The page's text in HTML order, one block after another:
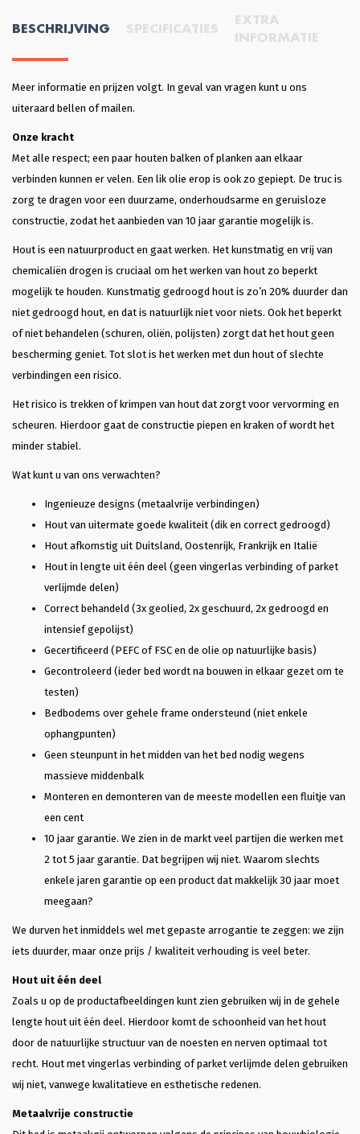
BESCHRIJVING SPECIFICATIES
EXTRA
INFORMATIE
Meer informatie en prijzen volgt. In geval van vragen kunt u ons
uiteraard bellen of mailen.
Onze kracht
Met alle respect; een paar houten balken of planken aan elkaar
verbinden kunnen er velen. Een lik olie erop is ook zo gepiept. De truc is
zorg te dragen voor een duurzame, onderhoudsarme en geruisloze
constructie, zodat het aanbieden van 10 jaar garantie mogelijk is.
Hout is een natuurproduct en gaat werken. Het kunstmatig en vrij van
chemicaliën drogen is cruciaal om het werken van hout zo beperkt
mogelijk te houden. Kunstmatig gedroogd hout is zo’n 20% duurder dan
niet gedroogd hout, en dat is natuurlijk niet voor niets. Ook het beperkt
of niet behandelen (schuren, oliën, polijsten) zorgt dat het hout geen
bescherming geniet. Tot slot is het werken met dun hout of slechte
verbindingen een risico.
Het risico is trekken of krimpen van hout dat zorgt voor vervorming en
scheuren. Hierdoor gaat de constructie piepen en kraken of wordt het
minder stabiel.
Wat kunt u van ons verwachten?
Ingenieuze designs (metaalvrije verbindingen)
Hout van uitermate goede kwaliteit (dik en correct gedroogd)
Hout afkomstig uit Duitsland, Oostenrijk, Frankrijk en Italië
Hout in lengte uit één deel (geen vingerlas verbinding of parket
verlijmde delen)
Correct behandeld (3x geolied, 2x geschuurd, 2x gedroogd en
intensief gepolijst)
Gecertificeerd (PEFC of FSC en de olie op natuurlijke basis)
Gecontroleerd (ieder bed wordt na bouwen in elkaar gezet om te
testen)
Bedbodems over gehele frame ondersteund (niet enkele
ophangpunten)
Geen steunpunt in het midden van het bed nodig wegens
massieve middenbalk
Monteren en demonteren van de meeste modellen een fluitje van
een cent
10 jaar garantie. We zien in de markt veel partijen die werken met
2 tot 5 jaar garantie. Dat begrijpen wij niet. Waarom slechts
enkele jaren garantie op een product dat makkelijk 30 jaar moet
meegaan?
We durven het inmiddels wel met gepaste arrogantie te zeggen: we zijn
iets duurder, maar onze prijs / kwaliteit verhouding is veel beter.
Hout uit één deel
Zoals u op de productafbeeldingen kunt zien gebruiken wij in de gehele
lengte hout uit één deel. Hierdoor komt de schoonheid van het hout
door de natuurlijke structuur van de noesten en nerven optimaal tot
recht. Hout met vingerlas verbinding of parket verlijmde delen gebruiken
wij niet, vanwege kwalitatieve en esthetische redenen.
Metaalvrije constructie